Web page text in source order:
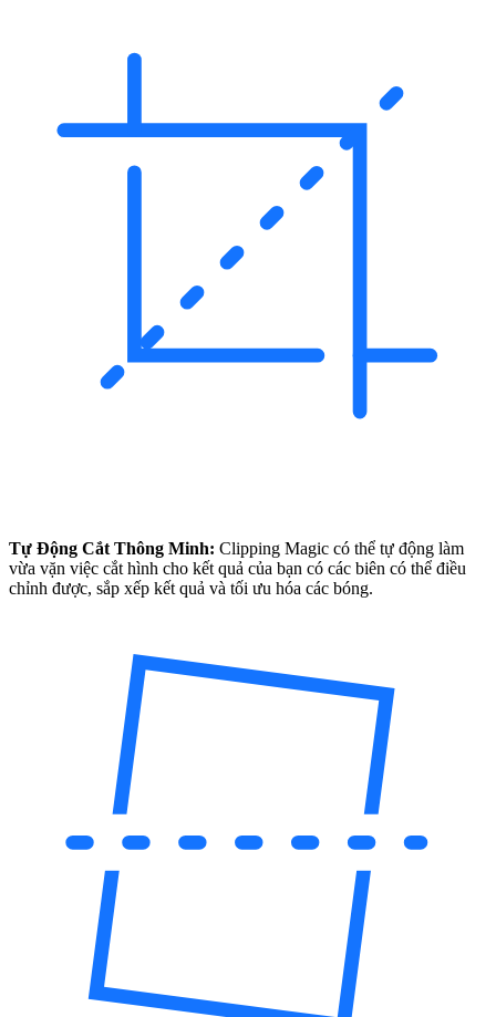
Tự Động Cắt Thông Minh: Clipping Magic có thể tự động làm
vừa vặn việc cắt hình cho kết quả của bạn có các biên có thể điều
chỉnh được, sắp xếp kết quả và tối ưu hóa các bóng.